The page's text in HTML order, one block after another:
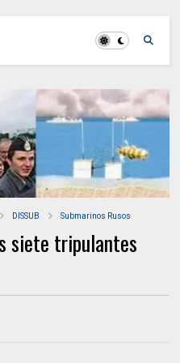
DISSUB Submarinos Rusos
siete tripulantes